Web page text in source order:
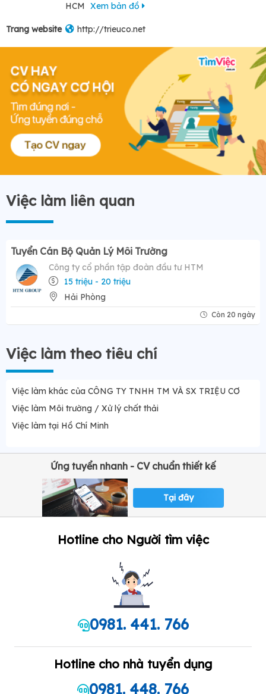
HCM Xem bản đồ
Trang website http://trieuco.net
Việc làm liên quan
Tuyển Cán Bộ Quản Lý Môi Trường
Công ty cổ phần tập đoàn đầu tư HTM
15 triệu - 20 triệu
Hải Phòng
Còn 20 ngày
Việc làm theo tiêu chí
Việc làm khác của CÔNG TY TNHH TM VÀ SX TRIỆU CƠ
Việc làm Môi trường / Xử lý chất thải
Việc làm tại Hồ Chí Minh
Ứng tuyển nhanh - CV chuẩn thiết kế
Tại đây
Hotline cho Người tìm việc
0981. 441. 766
Hotline cho nhà tuyển dụng
0981. 448. 766